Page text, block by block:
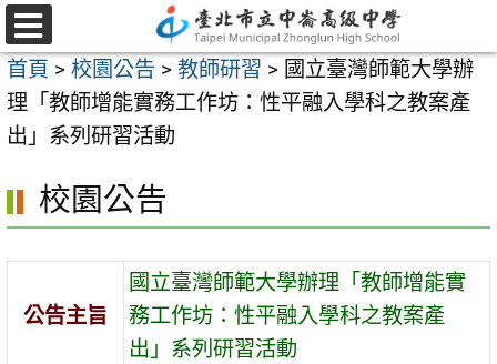
跳
至
主
要
內
區
選
單
首頁 > 校園公告 > 教師研習 > 國立臺灣師範大學辦
理「教師增能實務工作坊：性平融入學科之教案產
出」系列研習活動
校園公告
公告主旨
國立臺灣師範大學辦理「教師增能實
務工作坊：性平融入學科之教案產
出」系列研習活動